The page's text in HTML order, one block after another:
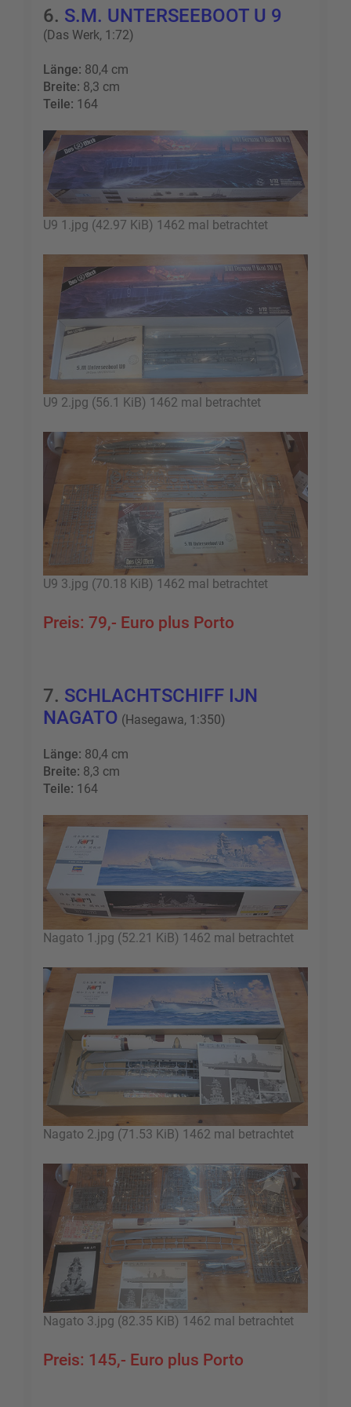
6. S.M. UNTERSEEBOOT U 9
(Das Werk, 1:72)
Länge: 80,4 cm
Breite: 8,3 cm
Teile: 164
U9 1.jpg (42.97 KiB) 1462 mal betrachtet
U9 2.jpg (56.1 KiB) 1462 mal betrachtet
U9 3.jpg (70.18 KiB) 1462 mal betrachtet
Preis: 79,- Euro plus Porto
7. SCHLACHTSCHIFF IJN
NAGATO (Hasegawa, 1:350)
Länge: 80,4 cm
Breite: 8,3 cm
Teile: 164
Nagato 1.jpg (52.21 KiB) 1462 mal betrachtet
Nagato 2.jpg (71.53 KiB) 1462 mal betrachtet
Nagato 3.jpg (82.35 KiB) 1462 mal betrachtet
Preis: 145,- Euro plus Porto